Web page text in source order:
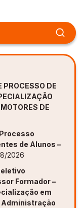
DE
DE
de Alunos –
2026
Formador –
em
de
de
de
de
de